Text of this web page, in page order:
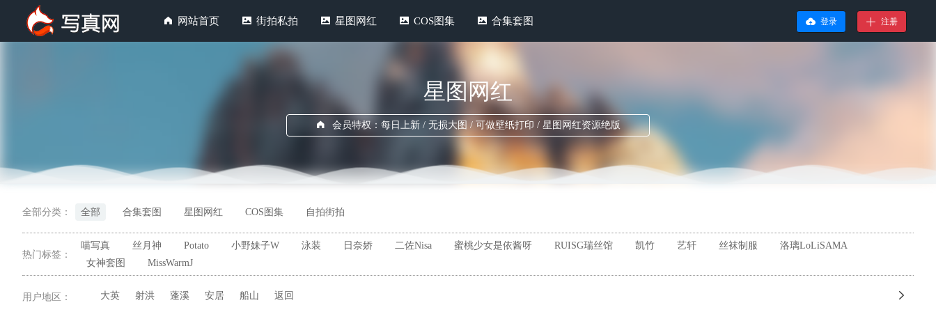
网站首页 街拍私拍 星图网红 COS图集 合集套图 登录 注册
星图网红
会员特权：每日上新 / 无损大图 / 可做壁纸打印 / 星图网红资源绝版
全部分类： 全部 合集套图 星图网红 COS图集 自拍街拍
热门标签：
喵写真 丝月神 Potato 小野妹子W 泳装 日奈娇 二佐Nisa 蜜桃少女是依酱呀 RUISG瑞丝馆 凯竹 艺轩 丝袜制服
洛璃LoLiSAMA
女神套图
MissWarmJ
用户地区： 大英 射洪 蓬溪 安居 船山 返回